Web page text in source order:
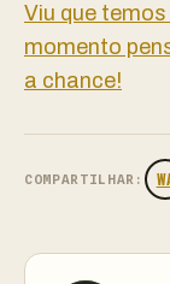
Viu que
momento
a chance!
COMPARTILHAR: